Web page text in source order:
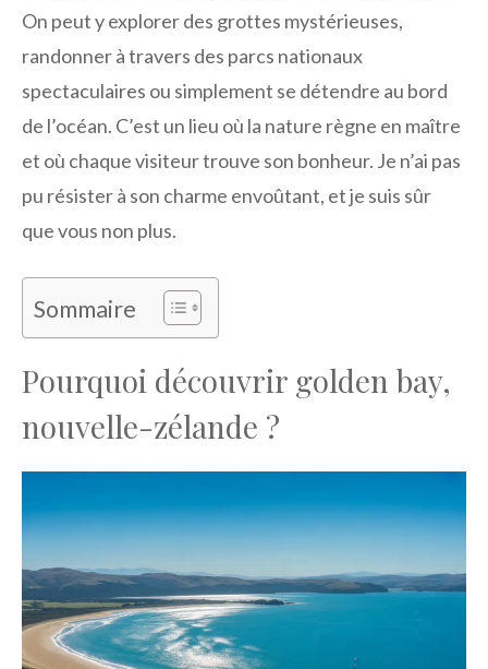
On peut y explorer des grottes mystérieuses,
randonner à travers des parcs nationaux
spectaculaires ou simplement se détendre au bord
de l’océan. C’est un lieu où la nature règne en maître
et où chaque visiteur trouve son bonheur. Je n’ai pas
pu résister à son charme envoûtant, et je suis sûr
que vous non plus.
Sommaire
Pourquoi découvrir golden bay,
nouvelle-zélande ?